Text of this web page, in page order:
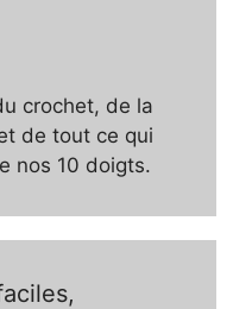
crochet, de la
de tout ce qui
nos 10 doigts.